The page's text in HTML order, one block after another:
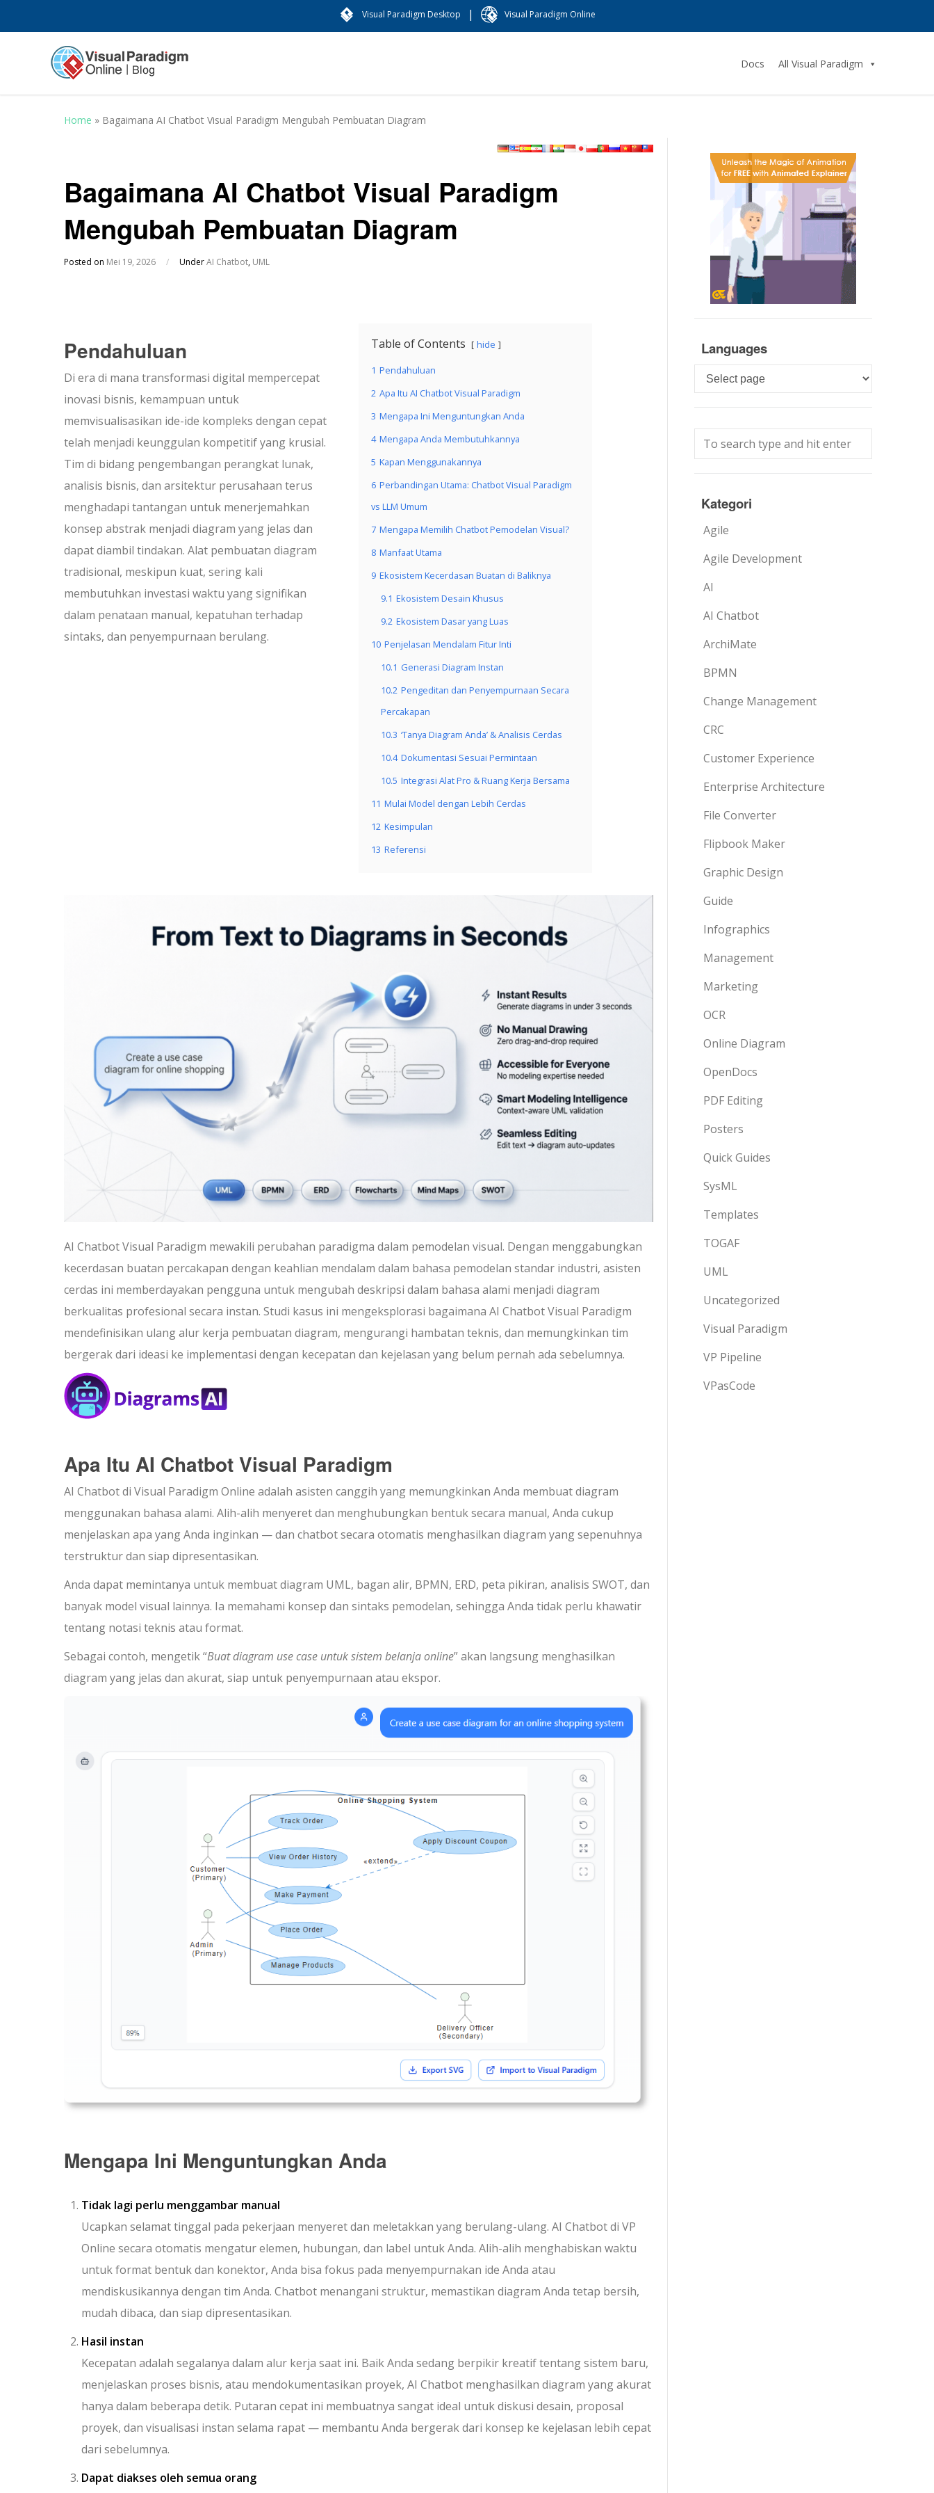
Visual Paradigm Desktop | Visual Paradigm Online
Docs All Visual Paradigm
Home » Bagaimana AI Chatbot Visual Paradigm Mengubah Pembuatan Diagram
Bagaimana AI Chatbot Visual Paradigm
Mengubah Pembuatan Diagram
Posted on Mei 19, 2026 / UnderAI Chatbot, UML
Table of Contents hide
1 Pendahuluan
2 Apa Itu AI Chatbot Visual Paradigm
3 Mengapa Ini Menguntungkan Anda
4 Mengapa Anda Membutuhkannya
5 Kapan Menggunakannya
6 Perbandingan Utama: Chatbot Visual Paradigm
vs LLM Umum
7 Mengapa Memilih Chatbot Pemodelan Visual?
8 Manfaat Utama
9 Ekosistem Kecerdasan Buatan di Baliknya
9.1 Ekosistem Desain Khusus
9.2 Ekosistem Dasar yang Luas
10 Penjelasan Mendalam Fitur Inti
10.1 Generasi Diagram Instan
10.2 Pengeditan dan Penyempurnaan Secara
Percakapan
10.3 ‘Tanya Diagram Anda’ & Analisis Cerdas
10.4 Dokumentasi Sesuai Permintaan
10.5 Integrasi Alat Pro & Ruang Kerja Bersama
11 Mulai Model dengan Lebih Cerdas
12 Kesimpulan
13 Referensi
Pendahuluan
Di era di mana transformasi digital mempercepat
inovasi bisnis, kemampuan untuk
memvisualisasikan ide-ide kompleks dengan cepat
telah menjadi keunggulan kompetitif yang krusial.
Tim di bidang pengembangan perangkat lunak,
analisis bisnis, dan arsitektur perusahaan terus
menghadapi tantangan untuk menerjemahkan
konsep abstrak menjadi diagram yang jelas dan
dapat diambil tindakan. Alat pembuatan diagram
tradisional, meskipun kuat, sering kali
membutuhkan investasi waktu yang signifikan
dalam penataan manual, kepatuhan terhadap
sintaks, dan penyempurnaan berulang.
AI Chatbot Visual Paradigm mewakili perubahan paradigma dalam pemodelan visual. Dengan menggabungkan
kecerdasan buatan percakapan dengan keahlian mendalam dalam bahasa pemodelan standar industri, asisten
cerdas ini memberdayakan pengguna untuk mengubah deskripsi dalam bahasa alami menjadi diagram
berkualitas profesional secara instan. Studi kasus ini mengeksplorasi bagaimana AI Chatbot Visual Paradigm
mendefinisikan ulang alur kerja pembuatan diagram, mengurangi hambatan teknis, dan memungkinkan tim
bergerak dari ideasi ke implementasi dengan kecepatan dan kejelasan yang belum pernah ada sebelumnya.
Apa Itu AI Chatbot Visual Paradigm
AI Chatbot di Visual Paradigm Online adalah asisten canggih yang memungkinkan Anda membuat diagram
menggunakan bahasa alami. Alih-alih menyeret dan menghubungkan bentuk secara manual, Anda cukup
menjelaskan apa yang Anda inginkan — dan chatbot secara otomatis menghasilkan diagram yang sepenuhnya
terstruktur dan siap dipresentasikan.
Anda dapat memintanya untuk membuat diagram UML, bagan alir, BPMN, ERD, peta pikiran, analisis SWOT, dan
banyak model visual lainnya. Ia memahami konsep dan sintaks pemodelan, sehingga Anda tidak perlu khawatir
tentang notasi teknis atau format.
Sebagai contoh, mengetik “Buat diagram use case untuk sistem belanja online” akan langsung menghasilkan
diagram yang jelas dan akurat, siap untuk penyempurnaan atau ekspor.
Mengapa Ini Menguntungkan Anda
Tidak lagi perlu menggambar manual
Ucapkan selamat tinggal pada pekerjaan menyeret dan meletakkan yang berulang-ulang. AI Chatbot di VP
Online secara otomatis mengatur elemen, hubungan, dan label untuk Anda. Alih-alih menghabiskan waktu
untuk format bentuk dan konektor, Anda bisa fokus pada menyempurnakan ide Anda atau
mendiskusikannya dengan tim Anda. Chatbot menangani struktur, memastikan diagram Anda tetap bersih,
mudah dibaca, dan siap dipresentasikan.
Hasil instan
Kecepatan adalah segalanya dalam alur kerja saat ini. Baik Anda sedang berpikir kreatif tentang sistem baru,
menjelaskan proses bisnis, atau mendokumentasikan proyek, AI Chatbot menghasilkan diagram yang akurat
hanya dalam beberapa detik. Putaran cepat ini membuatnya sangat ideal untuk diskusi desain, proposal
proyek, dan visualisasi instan selama rapat — membantu Anda bergerak dari konsep ke kejelasan lebih cepat
dari sebelumnya.
Dapat diakses oleh semua orang
Languages
Languages
Kategori
Agile
Agile Development
AI
AI Chatbot
ArchiMate
BPMN
Change Management
CRC
Customer Experience
Enterprise Architecture
File Converter
Flipbook Maker
Graphic Design
Guide
Infographics
Management
Marketing
OCR
Online Diagram
OpenDocs
PDF Editing
Posters
Quick Guides
SysML
Templates
TOGAF
UML
Uncategorized
Visual Paradigm
VP Pipeline
VPasCode